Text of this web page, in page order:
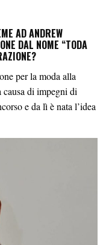
AD ANDREW
DAL NOME “TODA
per la moda alla
causa di impegni di
e da lì è nata l’idea